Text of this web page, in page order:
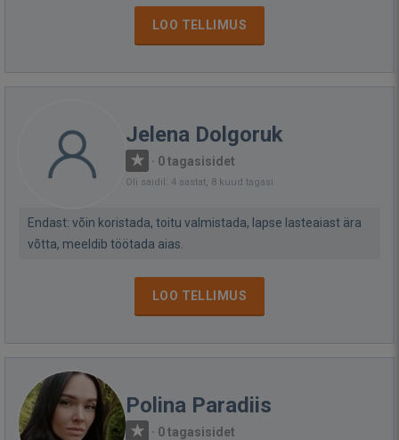
LOO TELLIMUS
Jelena Dolgoruk
· 0 tagasisidet
Oli saidil: 4 aastat, 8 kuud tagasi
Endast: võin koristada, toitu valmistada, lapse lasteaiast ära
võtta, meeldib töötada aias.
LOO TELLIMUS
Polina Paradiis
· 0 tagasisidet